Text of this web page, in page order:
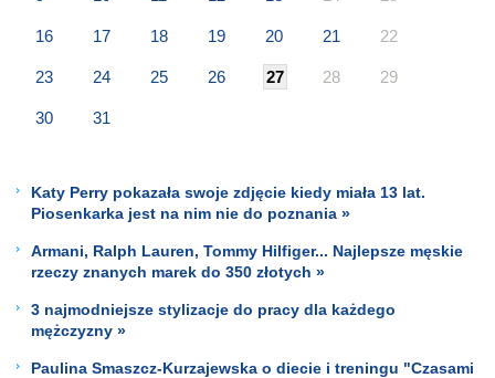
16 17 18 19 20 21 22
23 24 25 26 27 28 29
30 31
Katy Perry pokazała swoje zdjęcie kiedy miała 13 lat.
Piosenkarka jest na nim nie do poznania »
Armani, Ralph Lauren, Tommy Hilfiger... Najlepsze męskie
rzeczy znanych marek do 350 złotych »
3 najmodniejsze stylizacje do pracy dla każdego
mężczyzny »
Paulina Smaszcz-Kurzajewska o diecie i treningu "Czasami